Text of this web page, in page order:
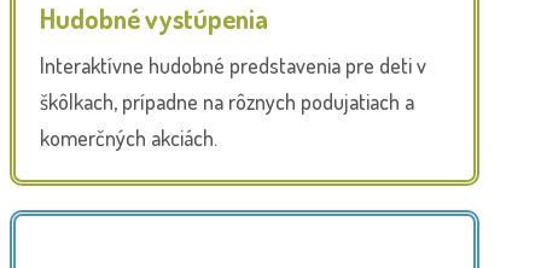
Hudobné vystúpenia
Interaktívne hudobné predstavenia pre deti v
škôlkach, prípadne na rôznych podujatiach a
komerčných akciách.